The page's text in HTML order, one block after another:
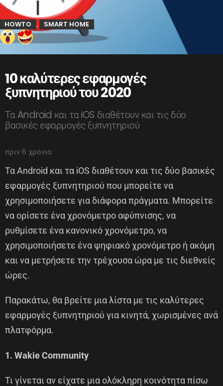
HOWTO , SMART HOME
10 καλύτερες εφαρμογές
ξυπνητηριού του 2020
Τα Android και τα iOS διαθέτουν και τις δύο
βασικές εφαρμογές ξυπνητηριού
πριν 6 χρόνια
Τα Android και τα iOS διαθέτουν και τις δύο βασικές
εφαρμογές ξυπνητηριού που μπορείτε να
χρησιμοποιήσετε για διάφορα πράγματα. Μπορείτε
να ορίσετε ένα χρονόμετρο αφύπνισης, να
ρυθμίσετε ένα κανονικό χρονόμετρο, να
χρησιμοποιήσετε ένα ψηφιακό χρονόμετρο ή ακόμη
και να μετρήσετε την τρέχουσα ώρα με τις διεθνείς
ώρες.
Παρακάτω, θα βρείτε μια λίστα με τις καλύτερες
εφαρμογές ξυπνητηριού για κινητά, χωρισμένες ανά
πλατφόρμα.
1. Wakie Community
Τι γίνεται αν είχατε μια ολόκληρη κοινότητα πίσω